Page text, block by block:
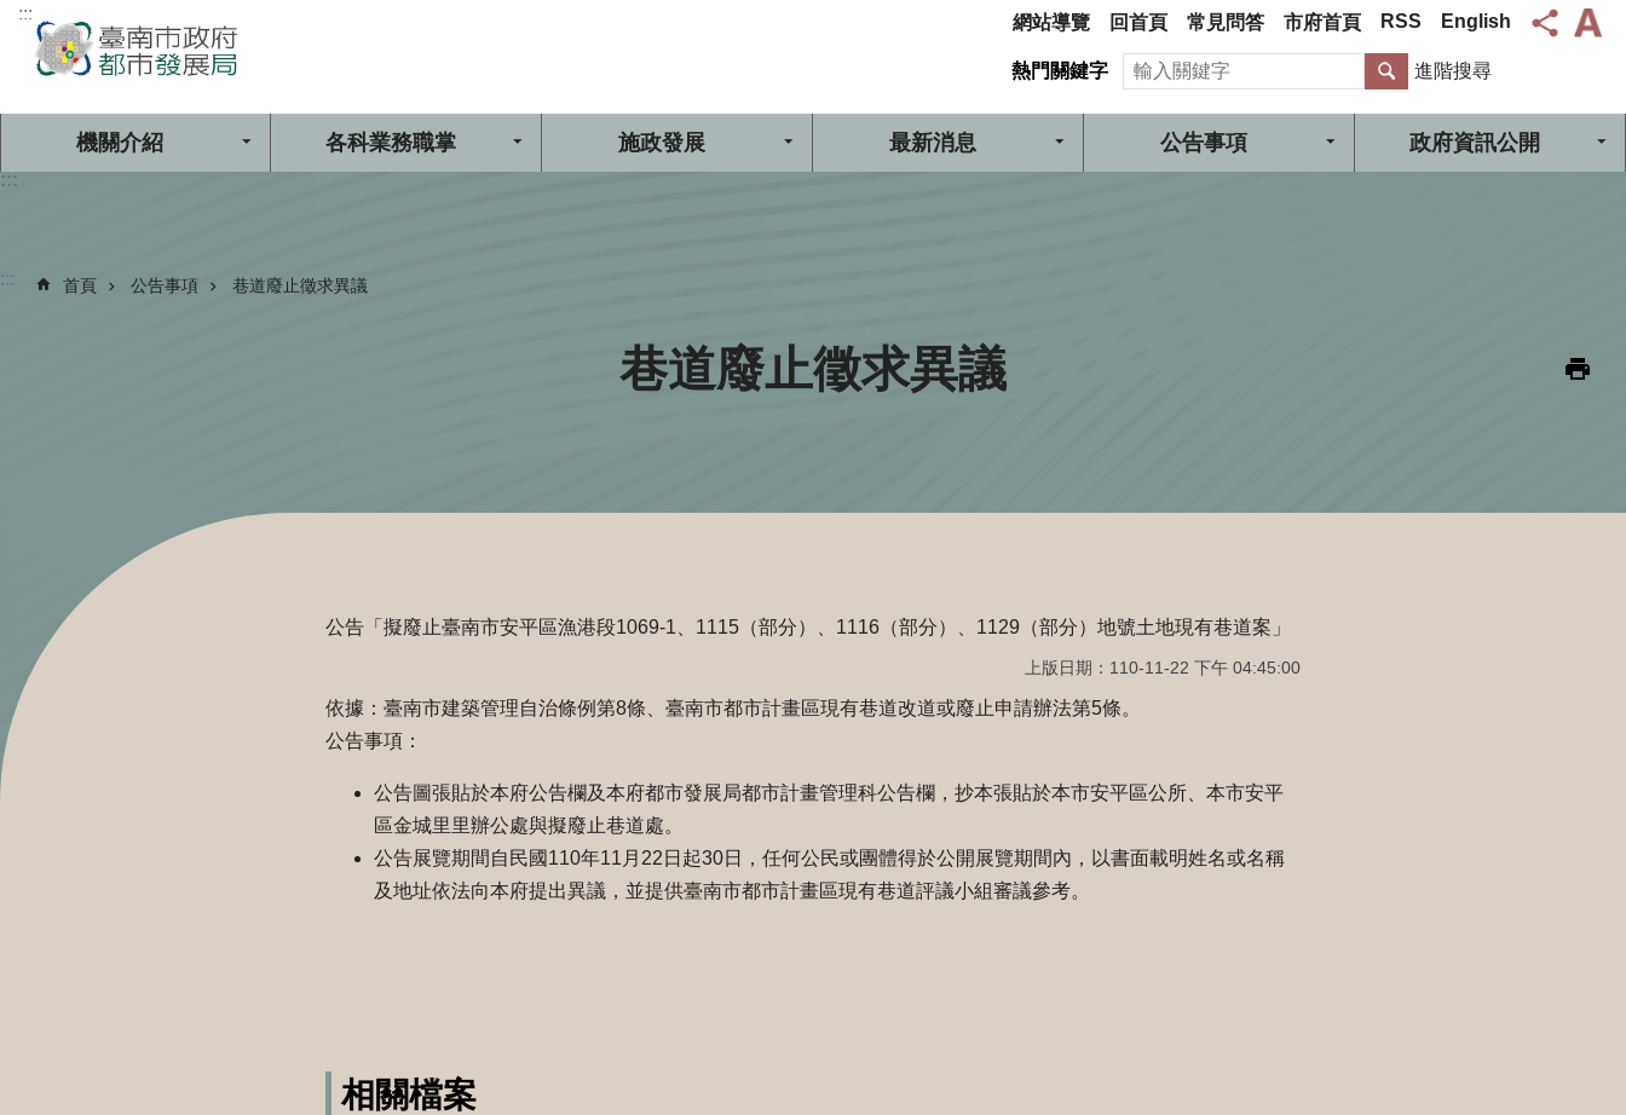
跳到主要內容區塊
::: 網站導覽 回首頁 常見問答 市府首頁 RSS English
:::
機關介紹 各科業務職掌 施政發展 最新消息 公告事項 政府資訊公開
熱門關鍵字 搜尋 進階搜尋
::: 首頁 公告事項 巷道廢止徵求異議
巷道廢止徵求異議
公告「擬廢止臺南市安平區漁港段1069-1、1115（部分）、1116（部分）、1129（部分）地號土地現有巷道案」
上版日期：110-11-22 下午 04:45:00
依據：臺南市建築管理自治條例第8條、臺南市都市計畫區現有巷道改道或廢止申請辦法第5條。
公告事項：
公告圖張貼於本府公告欄及本府都市發展局都市計畫管理科公告欄，抄本張貼於本市安平區公所、本市安平
區金城里里辦公處與擬廢止巷道處。
公告展覽期間自民國110年11月22日起30日，任何公民或團體得於公開展覽期間內，以書面載明姓名或名稱
及地址依法向本府提出異議，並提供臺南市都市計畫區現有巷道評議小組審議參考。
相關檔案